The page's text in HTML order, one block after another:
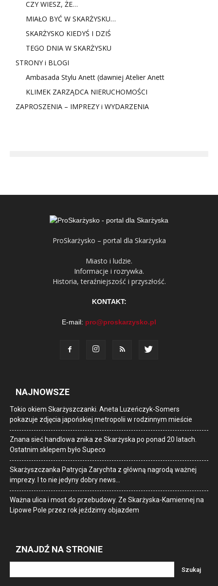
CZY WIESZ, ŻE…
MIAŁO BYĆ W SKARŻYSKU…
SKARŻYSKO KIEDYŚ I DZIŚ
TEGO DNIA W SKARŻYSKU
STRONY i BLOGI
Ambasada Stylu Anett (dawniej Atelier Anett
KLIMEK ZARZĄDCA NIERUCHOMOŚCI
ZAPROSZENIA – IMPREZY i WYDARZENIA
ProSkarżysko – portal dla Skarżyska
Miasto i ludzie.
Informacje i rozrywka.
Historia, teraźniejszość i przyszłość.
KONTAKT:
E-mail: pro@proskarzysko.pl
NAJNOWSZE
Tokio okiem Skarżyszczanki. Aneta Luzeńczyk-Somers
pokazuje zdjęcia japońskiej metropolii w rodzinnym mieście
Znana sieć handlowa znika ze Skarżyska po ponad 20 latach.
Ostatnim sklepem było Supeco
Skarżyszczanka Patrycja Zarychta z główną nagrodą ważnej
imprezy. I to nie jedyny dobry news…
Ważna ulica i most do przebudowy. Ze Skarżyska-Kamiennej na
Lipowe Pole przez rok jeździmy objazdem
ZNAJDŹ NA STRONIE